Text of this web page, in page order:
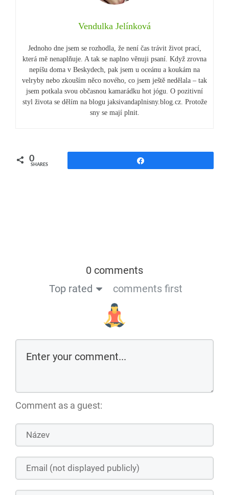
Vendulka Jelínková
Jednoho dne jsem se rozhodla, že není čas trávit život prací,
která mě nenaplňuje. A tak se naplno věnuji psaní. Když zrovna
nepíšu doma v Beskydech, pak jsem u oceánu a koukám na
velryby nebo zkouším něco nového, co jsem ještě nedělala – tak
jsem potkala svou občasnou kamarádku hot jógu. O pozitivní
styl života se dělím na blogu jaksivandaplnisny.blog.cz. Protože
sny se mají plnit.
0
SHARES
0 comments
Top rated
comments first
Comment as a guest: